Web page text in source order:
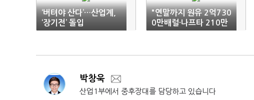
‘버텨야 산다’…산업계,
‘장기전’ 돌입
"연말까지 원유 2억730
0만배럴·나프타 210만
톤 도입"
박창욱
산업1부에서 중후장대를 담당하고 있습니다